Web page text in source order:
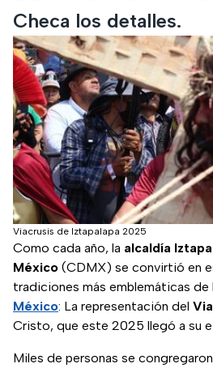
Checa los detalles.
Viacrusis de Iztapalapa 2025
Como cada año, la alcaldía
México (CDMX) se convirtió en
tradiciones más emblemáticas de
México: La representación del
Cristo, que este 2025 llegó a su e
Miles de personas se